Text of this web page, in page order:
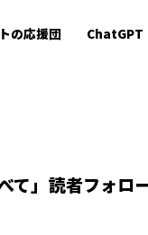
の応援団 ChatGPT
て」読者フォロ